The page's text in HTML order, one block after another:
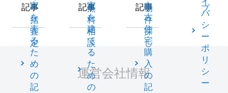
一
括
査
定
記事
家
を
売
る
た
め
の
記
無
料
相
談
記事
家
を
建
て
る
た
め
の
物
件
探
し
記事
中
古
住
宅
購
入
の
記
プ
イ
バ
シ
ー
ポ
リ
シ
ー
運営会社情報